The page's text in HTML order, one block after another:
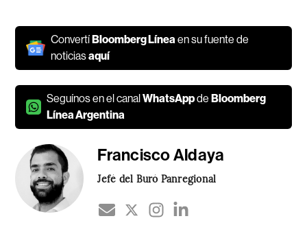
ConvertíBloomberg Líneaen su fuente de
noticiasaquí
Seguínos en el canalWhatsAppdeBloomberg
Línea Argentina
Francisco Aldaya
Jefé del Buró Panregional